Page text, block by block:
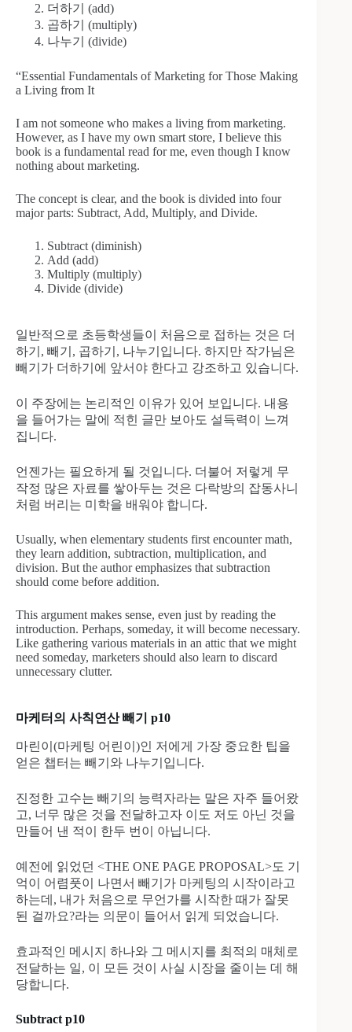
더하기 (add)
곱하기 (multiply)
나누기 (divide)
“Essential Fundamentals of Marketing for Those Making
a Living from It
I am not someone who makes a living from marketing.
However, as I have my own smart store, I believe this
book is a fundamental read for me, even though I know
nothing about marketing.
The concept is clear, and the book is divided into four
major parts: Subtract, Add, Multiply, and Divide.
Subtract (diminish)
Add (add)
Multiply (multiply)
Divide (divide)
일반적으로 초등학생들이 처음으로 접하는 것은 더
하기, 빼기, 곱하기, 나누기입니다. 하지만 작가님은
빼기가 더하기에 앞서야 한다고 강조하고 있습니다.
이 주장에는 논리적인 이유가 있어 보입니다. 내용
을 들어가는 말에 적힌 글만 보아도 설득력이 느껴
집니다.
언젠가는 필요하게 될 것입니다. 더불어 저렇게 무
작정 많은 자료를 쌓아두는 것은 다락방의 잡동사니
처럼 버리는 미학을 배워야 합니다.
Usually, when elementary students first encounter math,
they learn addition, subtraction, multiplication, and
division. But the author emphasizes that subtraction
should come before addition.
This argument makes sense, even just by reading the
introduction. Perhaps, someday, it will become necessary.
Like gathering various materials in an attic that we might
need someday, marketers should also learn to discard
unnecessary clutter.
마케터의 사칙연산 빼기 p10
마린이(마케팅 어린이)인 저에게 가장 중요한 팁을
얻은 챕터는 빼기와 나누기입니다.
진정한 고수는 빼기의 능력자라는 말은 자주 들어왔
고, 너무 많은 것을 전달하고자 이도 저도 아닌 것을
만들어 낸 적이 한두 번이 아닙니다.
예전에 읽었던 <THE ONE PAGE PROPOSAL>도 기
억이 어렴풋이 나면서 빼기가 마케팅의 시작이라고
하는데, 내가 처음으로 무언가를 시작한 때가 잘못
된 걸까요?라는 의문이 들어서 읽게 되었습니다.
효과적인 메시지 하나와 그 메시지를 최적의 매체로
전달하는 일, 이 모든 것이 사실 시장을 줄이는 데 해
당합니다.
Subtract p10